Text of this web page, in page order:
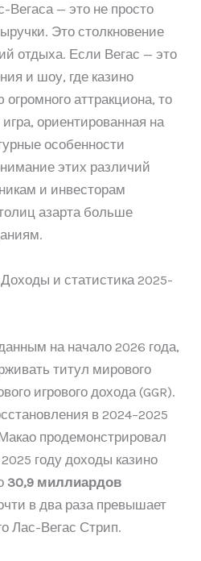
— это не просто
Это столкновение
отдыха. Если Вегас — это
и шоу, где казино
аттракциона, то
ориентированная на
особенности
этих различий
и инвесторам
азарта больше
и статистика 2025-
на начало 2026 года,
титул мирового
игрового дохода (GGR).
в 2024–2025
продемонстрировал
году доходы казино
30,9 миллиардов
в два раза превышает
Лас-Вегас Стрип.